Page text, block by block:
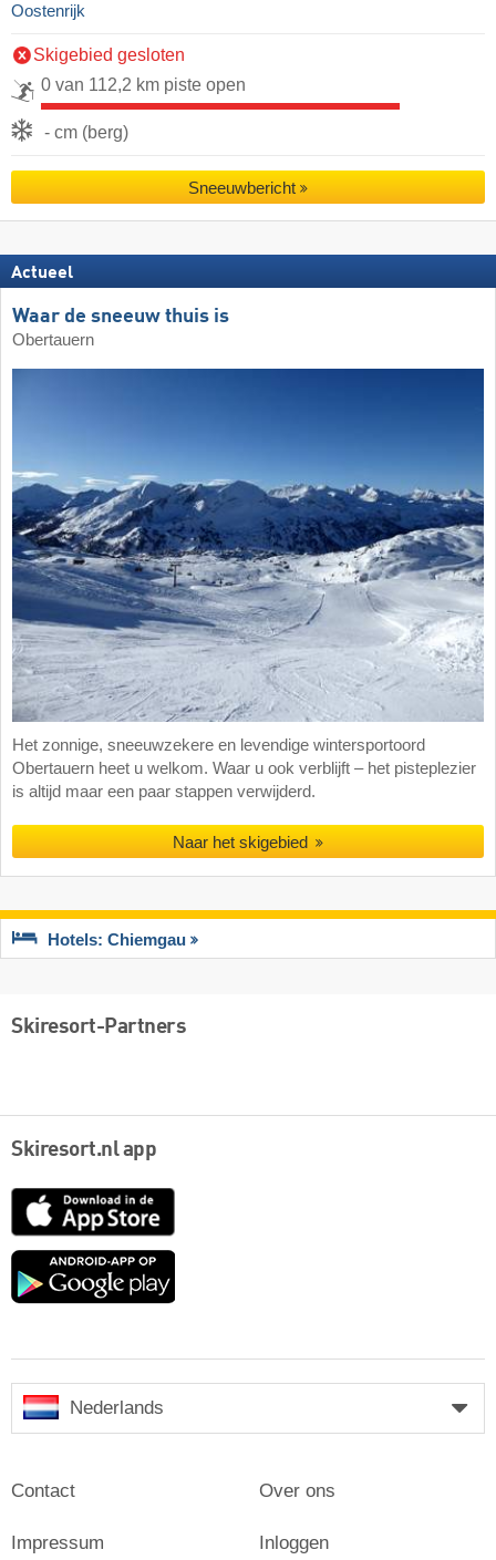
Oostenrijk
Skigebied gesloten
0 van 112,2 km piste open
- cm (berg)
Sneeuwbericht
Actueel
Waar de sneeuw thuis is
Obertauern
Het zonnige, sneeuwzekere en levendige wintersportoord
Obertauern heet u welkom. Waar u ook verblijft – het pisteplezier
is altijd maar een paar stappen verwijderd.
Naar het skigebied
Hotels: Chiemgau
Skiresort-Partners
Skiresort.nl app
App
Google
Nederlands
Contact
Impressum
Over ons
Inloggen